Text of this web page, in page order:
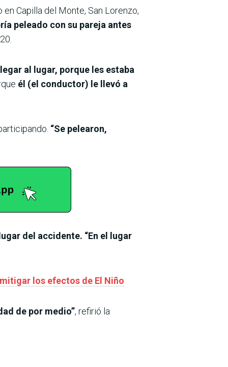
Capilla del Monte, San Lorenzo,
peleado con su pareja antes
al lugar, porque les estaba
él (el conductor) le llevó a
“Se pelearon,
del accidente. “En el lugar
los efectos de El Niño
de por medio”, refirió la